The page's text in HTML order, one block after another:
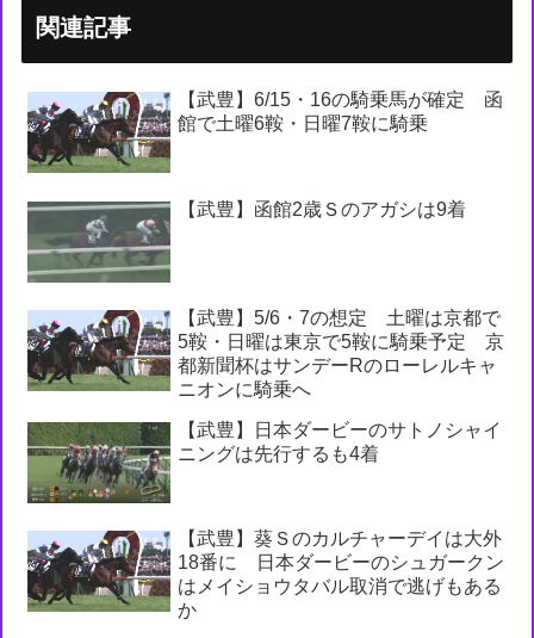
関連記事
【武豊】6/15・16の騎乗馬が確定 函
館で土曜6鞍・日曜7鞍に騎乗
【武豊】函館2歳Ｓのアガシは9着
【武豊】5/6・7の想定 土曜は京都で
5鞍・日曜は東京で5鞍に騎乗予定 京
都新聞杯はサンデーRのローレルキャ
ニオンに騎乗へ
【武豊】日本ダービーのサトノシャイ
ニングは先行するも4着
【武豊】葵Ｓのカルチャーデイは大外
18番に 日本ダービーのシュガークン
はメイショウタバル取消で逃げもある
か